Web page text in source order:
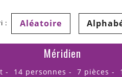
: Aléatoire
Méridien
14 personnes 7 pièces